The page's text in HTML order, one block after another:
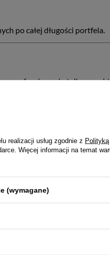
po całej długości portfela.
oferujący nie tylko
Zapytaj naszego eksperta
realizacji usług zgodnie z
Więcej informacji na temat
(wymagane)